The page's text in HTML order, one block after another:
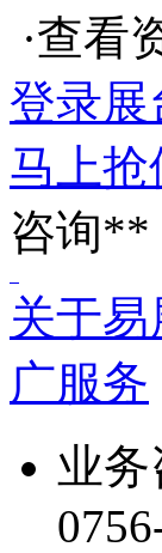
·查看
登录
马上抢
咨询**
关于易
广服务
业务